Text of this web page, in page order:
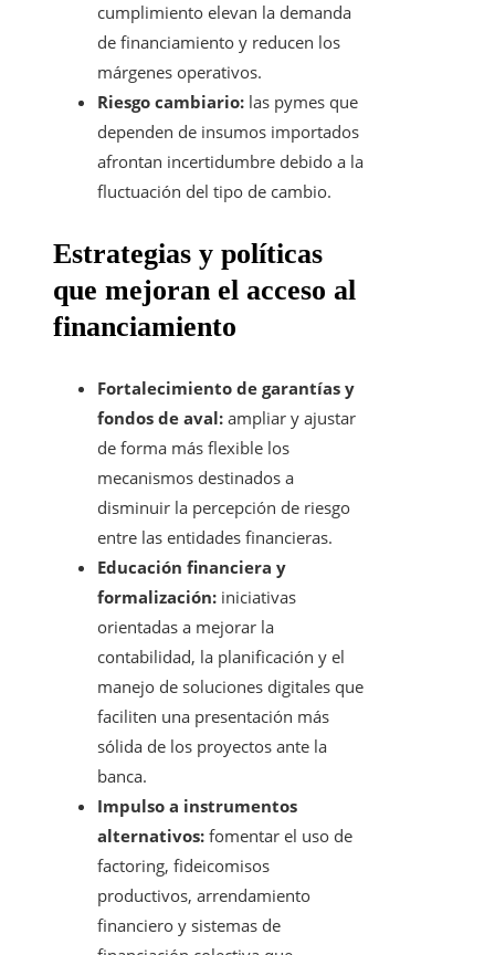
cumplimiento elevan la demanda
de financiamiento y reducen los
márgenes operativos.
Riesgo cambiario: las pymes que
dependen de insumos importados
afrontan incertidumbre debido a la
fluctuación del tipo de cambio.
Estrategias y políticas
que mejoran el acceso al
financiamiento
Fortalecimiento de garantías y
fondos de aval: ampliar y ajustar
de forma más flexible los
mecanismos destinados a
disminuir la percepción de riesgo
entre las entidades financieras.
Educación financiera y
formalización: iniciativas
orientadas a mejorar la
contabilidad, la planificación y el
manejo de soluciones digitales que
faciliten una presentación más
sólida de los proyectos ante la
banca.
Impulso a instrumentos
alternativos: fomentar el uso de
factoring, fideicomisos
productivos, arrendamiento
financiero y sistemas de